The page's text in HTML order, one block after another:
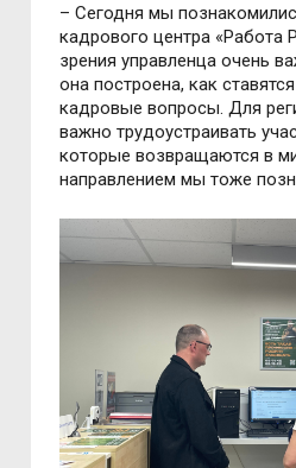
– Сегодня мы
кадрового центра «Работа
зрения управленца очень
она построена, как
кадровые вопросы. Для
важно трудоустраивать
которые возвращаются в
направлением мы тоже